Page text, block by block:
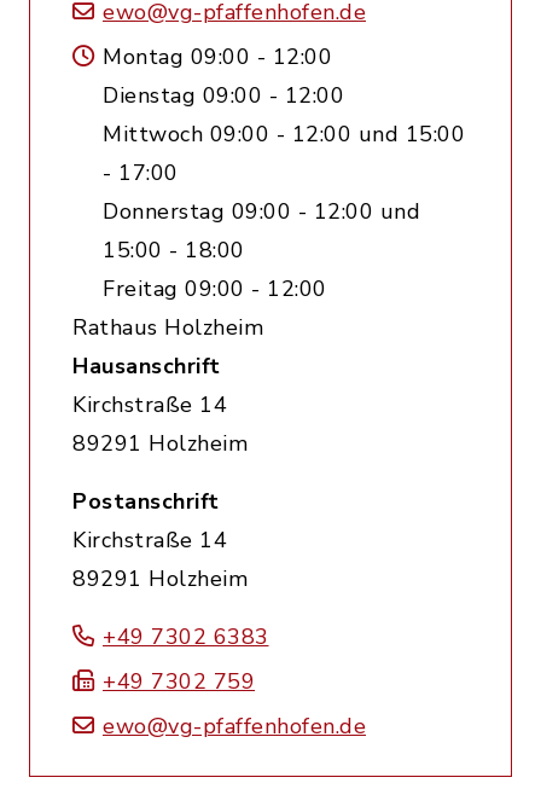
ewo@vg-pfaffenhofen.de
Montag 09:00 - 12:00
Dienstag 09:00 - 12:00
Mittwoch 09:00 - 12:00 und 15:00
- 17:00
Donnerstag 09:00 - 12:00 und
15:00 - 18:00
Freitag 09:00 - 12:00
Rathaus Holzheim
Hausanschrift
Kirchstraße 14
89291 Holzheim
Postanschrift
Kirchstraße 14
89291 Holzheim
+49 7302 6383
+49 7302 759
ewo@vg-pfaffenhofen.de